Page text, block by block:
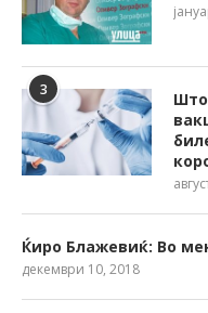
3
Ќиро Блажевиќ: Во
декември 10, 2018